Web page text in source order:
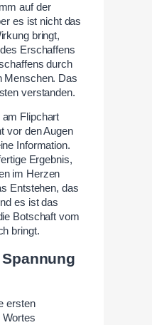
auf der
es ist nicht das
bringt,
Erschaffens
durch
Menschen. Das
verstanden.
Flipchart
vor den Augen
Information.
Ergebnis,
im Herzen
Entstehen, das
es ist das
Botschaft vom
bringt.
ersten
Wortes